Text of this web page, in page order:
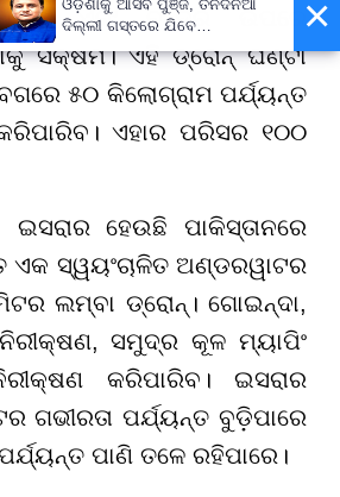
ଏବଂ ବନ୍ଦର ଉପରେ
ସକ୍ଷମ। ଏହି ଡ୍ରୋନ୍ ଘଣ୍ଟା
୫୦ କିଲୋଗ୍ରାମ ପର୍ଯ୍ୟନ୍ତ
ଏହାର ପରିସର ୧୦୦
ଇସରାର ହେଉଛି ପାକିସ୍ତାନରେ
ଏକ ସ୍ୱୟଂଚାଳିତ ଅଣ୍ଡରୱାଟର
ଲମ୍ବା ଡ୍ରୋନ୍। ଗୋଇନ୍ଦା,
ସମୁଦ୍ର କୂଳ ମ୍ୟାପିଂ
କରିପାରିବ। ଇସରାର
ଗଭୀରତା ପର୍ଯ୍ୟନ୍ତ ବୁଡ଼ିପାରେ
ପାଣି ତଳେ ରହିପାରେ।
×
ଓଡ଼ିଶାକୁ ଆସିବ ପୁଞ୍ଜି, ତିନିଦିନିଆ
ଦିଲ୍ଲୀ ଗସ୍ତରେ ଯିବେ
ମୁଖ୍ୟମନ୍ତ୍ରୀ ମୋହନ ମାଝୀ